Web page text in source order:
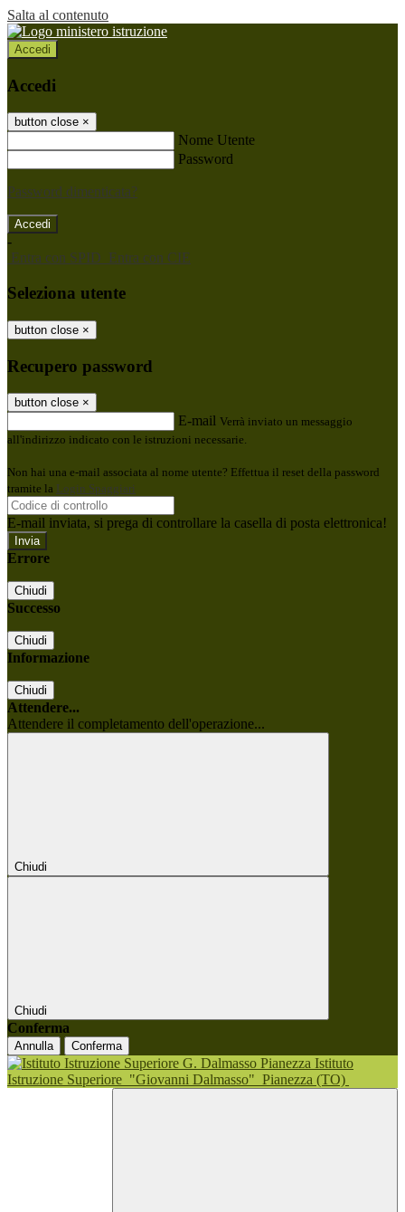
Salta al contenuto
Accedi
Accedi
button close ×
Nome Utente
Password
Password dimenticata?
-
Entra con SPID Entra con CIE
Seleziona utente
button close ×
Recupero password
button close ×
E-mail Verrà inviato un messaggio
all'indirizzo indicato con le istruzioni necessarie.
Non hai una e-mail associata al nome utente? Effettua il reset della password
tramite la Login Spaggiari
E-mail inviata, si prega di controllare la casella di posta elettronica!
Errore
Chiudi
Successo
Chiudi
Informazione
Chiudi
Attendere...
Attendere il completamento dell'operazione...
Chiudi
Chiudi
Conferma
Annulla Conferma
Istituto
Istruzione Superiore "Giovanni Dalmasso" Pianezza (TO)